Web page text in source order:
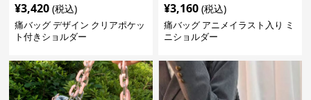
¥3,420 (税込)
痛バッグ デザイン クリアポケッ
ト付きショルダー
¥3,160 (税込)
痛バッグ アニメイラスト入り ミ
ニショルダー